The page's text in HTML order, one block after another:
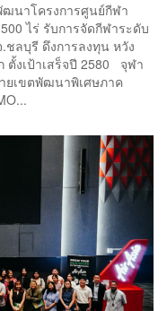
ฒนาโครงการศูนย์กีฬา
ไร่ รับการจัดกีฬาระดับ
ชลบุรี ดึงการลงทุน หวัง
ตั้งเป้าเสร็จปี 2580 จุฬา
ยเขตพัฒนาพิเศษภาค